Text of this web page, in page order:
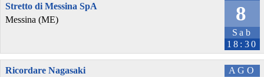
8
Sab
18:30
Stretto di Messina SpA
Messina (ME)
AGO
Ricordare Nagasaki